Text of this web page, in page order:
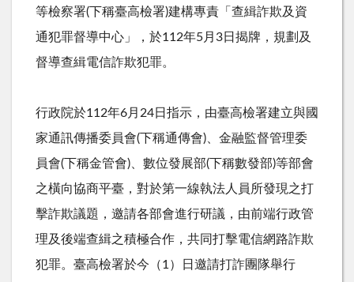
等檢察署(下稱臺高檢署)建構專責「查緝詐欺及資
通犯罪督導中心」，於112年5月 3日揭牌，規劃及
督導查緝電信詐欺犯罪。
行政院於112年6月 24日指示，由臺高檢署建立與國
家通訊傳播委員會(下稱通傳會) 、金融監督管理委
員會(下稱金管會) 、數位發展部(下稱數發部)等部會
之橫向協商平臺，對於第一線執法人員所發現之打
擊詐欺議題，邀請各部會進行研議，由前端行政管
理及後端查緝之積極合作，共同打擊電信網路詐欺
犯罪。臺高檢署於今（1 ）日邀請打詐團隊舉行